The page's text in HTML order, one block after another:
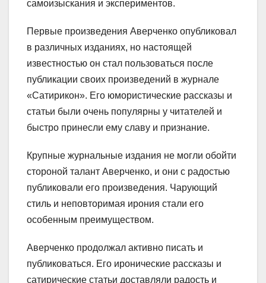
самоизыскания и экспериментов.
Первые произведения Аверченко опубликовал
в различных изданиях, но настоящей
известностью он стал пользоваться после
публикации своих произведений в журнале
«Сатирикон». Его юмористические рассказы и
статьи были очень популярны у читателей и
быстро принесли ему славу и признание.
Крупные журнальные издания не могли обойти
стороной талант Аверченко, и они с радостью
публиковали его произведения. Чарующий
стиль и неповторимая ирония стали его
особенным преимуществом.
Аверченко продолжал активно писать и
публиковаться. Его иронические рассказы и
сатирические статьи доставляли радость и